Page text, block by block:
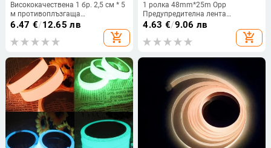
Висококачествена 1 бр. 2,5 см * 5
м противоплъзгаща
предупредителна лента за
фабричен склад, домашна баня,
стълби, противоплъзгащи
място
6.47 €/12.65 лв
add_shopping_cart
1 ролка 48mm*25m Opp
Предупредителна лента
Опасност Внимание Бариера
Напомняне Безопасност при
работа Залепващи ленти
Store School
4.63 €/9.06 лв
add_shopping_cart